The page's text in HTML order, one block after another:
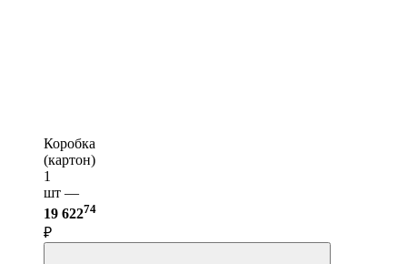
Коробка
(картон)
1
шт —
19 62274
₽